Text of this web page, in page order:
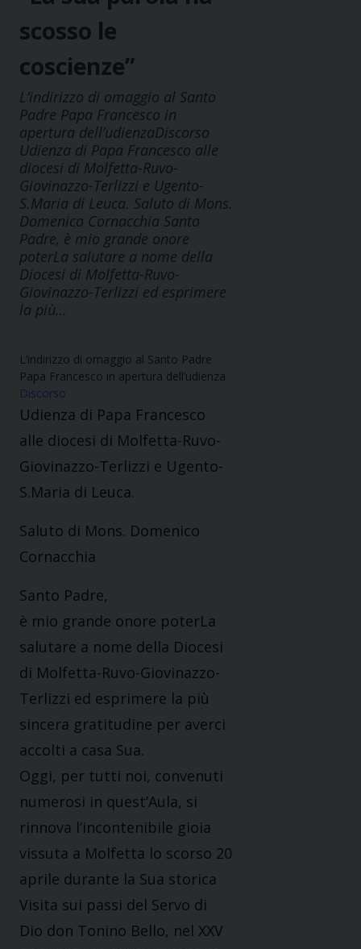
scosso le
coscienze”
L’indirizzo di omaggio al Santo
Padre Papa Francesco in
apertura dell’udienzaDiscorso
Udienza di Papa Francesco alle
diocesi di Molfetta-Ruvo-
Giovinazzo-Terlizzi e Ugento-
S.Maria di Leuca. Saluto di Mons.
Domenico Cornacchia Santo
Padre, è mio grande onore
poterLa salutare a nome della
Diocesi di Molfetta-Ruvo-
Giovinazzo-Terlizzi ed esprimere
la più…
L’indirizzo di omaggio al Santo Padre
Papa Francesco in apertura dell’udienza
Discorso
Udienza di Papa Francesco
alle diocesi di Molfetta-Ruvo-
Giovinazzo-Terlizzi e Ugento-
S.Maria di Leuca.
Saluto di Mons. Domenico
Cornacchia
Santo Padre,
è mio grande onore poterLa
salutare a nome della Diocesi
di Molfetta-Ruvo-Giovinazzo-
Terlizzi ed esprimere la più
sincera gratitudine per averci
accolti a casa Sua.
Oggi, per tutti noi, convenuti
numerosi in quest’Aula, si
rinnova l’incontenibile gioia
vissuta a Molfetta lo scorso 20
aprile durante la Sua storica
Visita sui passi del Servo di
Dio don Tonino Bello, nel XXV